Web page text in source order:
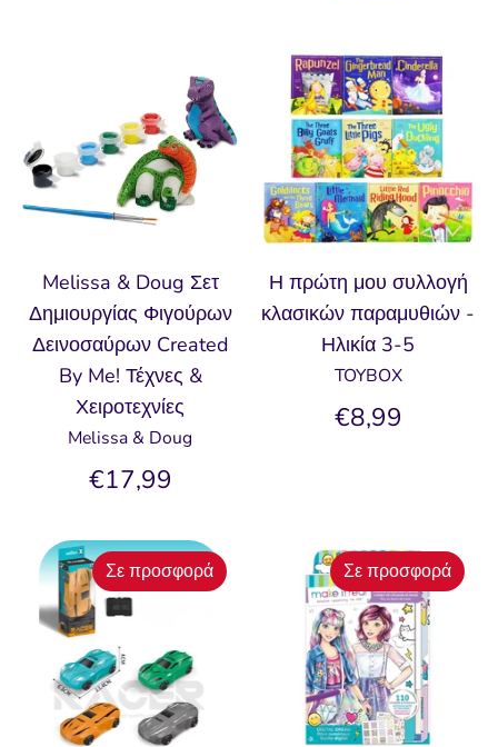
Melissa & Doug Σετ
Δημιουργίας Φιγούρων
Δεινοσαύρων Created
By Me! Τέχνες &
Χειροτεχνίες
Melissa & Doug
€17,99
Η πρώτη μου συλλογή
κλασικών παραμυθιών -
Ηλικία 3-5
TOYBOX
€8,99
Σε προσφορά Σε προσφορά